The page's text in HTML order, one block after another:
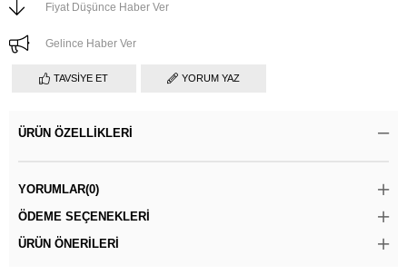
Fiyat Düşünce Haber Ver
Gelince Haber Ver
TAVSIYE ET YORUM YAZ
ÜRÜN ÖZELLIKLERI
YORUMLAR(0)
ÖDEME SEÇENEKLERI
ÜRÜN ÖNERILERI